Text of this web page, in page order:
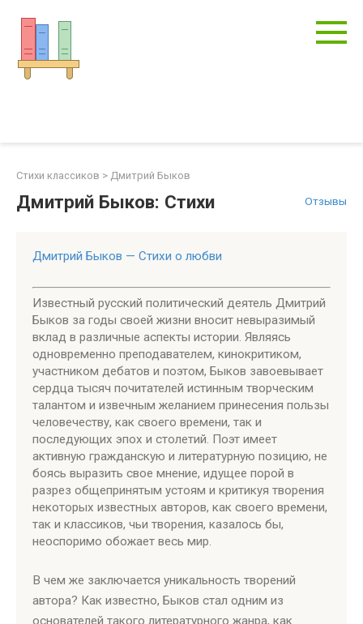
контенту
Стихи классиков > Дмитрий Быков
Отзывы
Дмитрий Быков: Стихи
Дмитрий Быков — Стихи о любви
Известный русский политический деятель Дмитрий
Быков за годы своей жизни вносит невыразимый
вклад в различные аспекты истории. Являясь
одновременно преподавателем, кинокритиком,
участником дебатов и поэтом, Быков завоевывает
сердца тысяч почитателей истинным творческим
талантом и извечным желанием принесения пользы
человечеству, как своего времени, так и
последующих эпох и столетий. Поэт имеет
активную гражданскую и литературную позицию, не
боясь выразить свое мнение, идущее порой в
разрез общепринятым устоям и критикуя творения
некоторых известных авторов, как своего времени,
так и классиков, чьи творения, казалось бы,
неоспоримо обожает весь мир.
В чем же заключается уникальность творений
автора? Как известно, Быков стал одним из
основателей такого литературного жанра, как